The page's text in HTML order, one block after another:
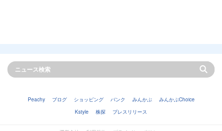
Peachy ブログ ショッピング バンク みんかぶ
みんかぶChoice
Kstyle
株探 プレスリリース